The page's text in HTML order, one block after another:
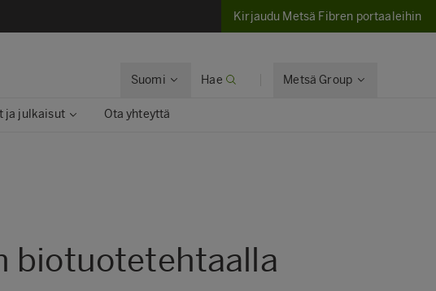
Kirjaudu Metsä Fibren portaaleihin
Suomi Hae Metsä Group
ja julkaisut Ota yhteyttä
biotuotetehtaalla